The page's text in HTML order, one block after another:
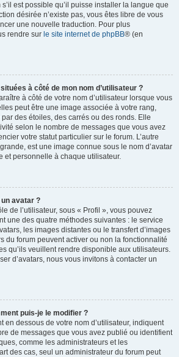
est possible qu’il puisse installer la langue que
désirée n’existe pas, vous êtes libre de vous
une nouvelle traduction. Pour plus
rendre sur le site internet de phpBB® (en
à côté de mon nom d’utilisateur ?
à côté de votre nom d’utilisateur lorsque vous
peut être une image associée à votre rang,
des étoiles, des carrés ou des ronds. Elle
selon le nombre de messages que vous avez
votre statut particulier sur le forum. L’autre
est une image connue sous le nom d’avatar
et personnelle à chaque utilisateur.
avatar ?
de l’utilisateur, sous « Profil », vous pouvez
une des quatre méthodes suivantes : le service
les images distantes ou le transfert d’images
du forum peuvent activer ou non la fonctionnalité
qu’ils veuillent rendre disponible aux utilisateurs.
d’avatars, nous vous invitons à contacter un
puis-je le modifier ?
en dessous de votre nom d’utilisateur, indiquent
de messages que vous avez publié ou identifient
comme les administrateurs et les
des cas, seul un administrateur du forum peut